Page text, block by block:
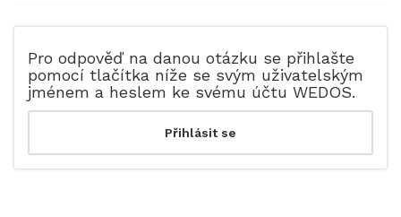
Pro odpověď na danou otázku se přihlašte
pomocí tlačítka níže se svým uživatelským
jménem a heslem ke svému účtu WEDOS.